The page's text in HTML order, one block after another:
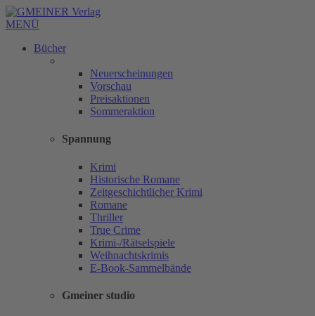
MENÜ
Bücher
Neuerscheinungen
Vorschau
Preisaktionen
Sommeraktion
Spannung
Krimi
Historische Romane
Zeitgeschichtlicher Krimi
Romane
Thriller
True Crime
Krimi-/Rätselspiele
Weihnachtskrimis
E-Book-Sammelbände
Gmeiner studio